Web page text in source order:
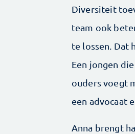
Diversiteit
team ook
te lossen. Dat
Een jongen
ouders voegt
een advocaat
Anna brengt